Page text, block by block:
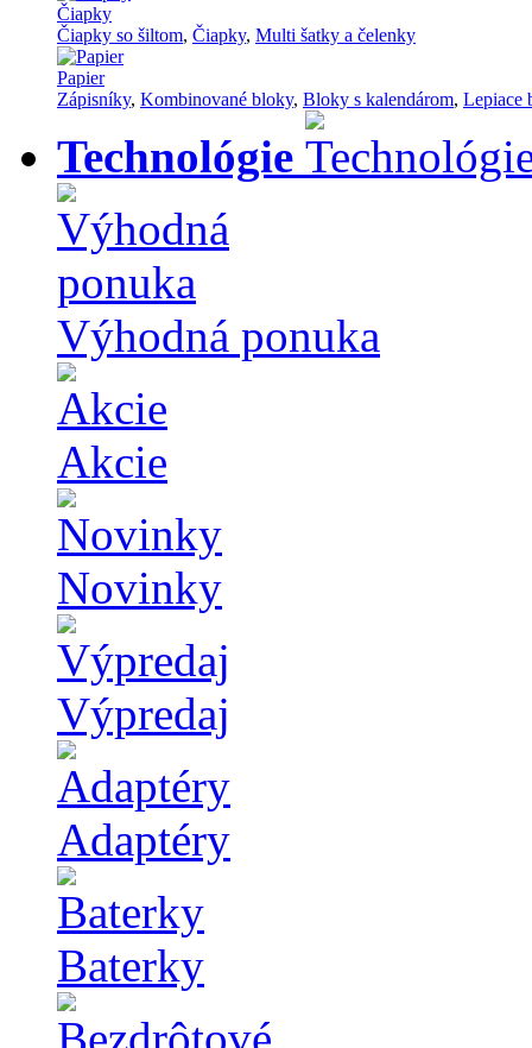
Čiapky
Čiapky so šiltom, Čiapky, Multi šatky a čelenky
Papier
Zápisníky, Kombinované bloky, Bloky s kalendárom, Lepiace
Technológie
Výhodná ponuka
Akcie
Novinky
Výpredaj
Adaptéry
Baterky